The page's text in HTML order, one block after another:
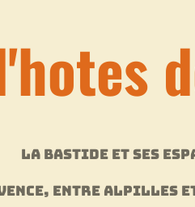
LA BASTIDE ET SES
ENTRE ALPILLES